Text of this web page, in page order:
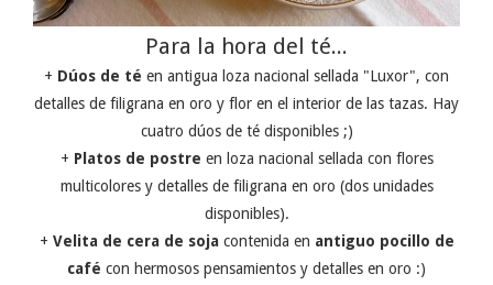
Para la hora del té...
+ Dúos de té en antigua loza nacional sellada "Luxor", con
detalles de filigrana en oro y flor en el interior de las tazas. Hay
cuatro dúos de té disponibles ;)
+ Platos de postre en loza nacional sellada con flores
multicolores y detalles de filigrana en oro (dos unidades
disponibles).
+ Velita de cera de sojacontenida en antiguo pocillo de
café con hermosos pensamientos y detalles en oro :)